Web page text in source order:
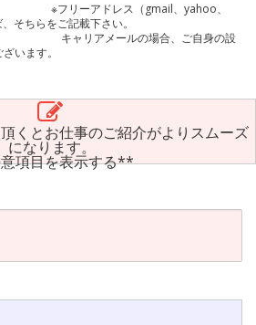
※フリーアドレス（gmail、yahoo、
そちらをご記載下さい。
ルの場合、ご自身の設
います。
くとお仕事のご紹介がよりスムーズ
になります。
項目を表示する**